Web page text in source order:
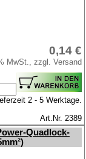
0,14 €
MwSt., zzgl. Versand
2 - 5 Werktage.
Art.Nr. 2389
Quadlock-